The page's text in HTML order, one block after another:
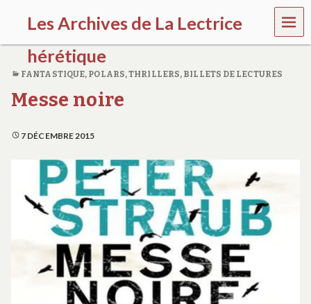
Les Archives de La Lectrice
hérétique
2
0
5
0
MEN
U
FANTASTIQUE, POLARS, THRILLERS, BILLETS DE LECTURES
Messe noire
7 DÉCEMBRE 2015